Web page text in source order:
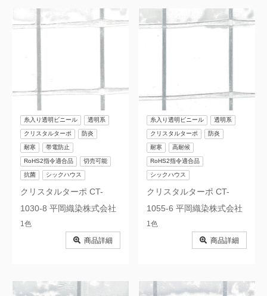
クリスタルターポ CT-
1030-8 平岡織染株式会社
糸入り透明ビニール 透明系
クリスタルターポ 防炎
耐寒 帯電防止
RoHS2指令適合品 切売可能
抗菌 シックハウス
1色
商品詳細
クリスタルターポ CT-
1055-6 平岡織染株式会社
糸入り透明ビニール 透明系
クリスタルターポ 防炎
耐寒 高耐候
RoHS2指令適合品
シックハウス
1色
商品詳細